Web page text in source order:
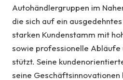
Autohändlergruppen im
die sich auf ein
starken Kundenstamm mit
sowie professionelle Abläufe
stützt. Seine
seine